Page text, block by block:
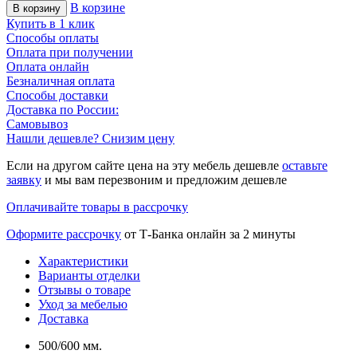
В корзину
В корзине
Купить в 1 клик
Способы оплаты
Оплата при получении
Оплата онлайн
Безналичная оплата
Способы доставки
Доставка по России:
Самовывоз
Нашли дешевле? Снизим цену
Если на другом сайте цена на эту мебель дешевле оставьте
заявку и мы вам перезвоним и предложим дешевле
Оплачивайте товары в рассрочку
Оформите рассрочку от Т-Банка онлайн за 2 минуты
Характеристики
Варианты отделки
Отзывы о товаре
Уход за мебелью
Доставка
500/600 мм.